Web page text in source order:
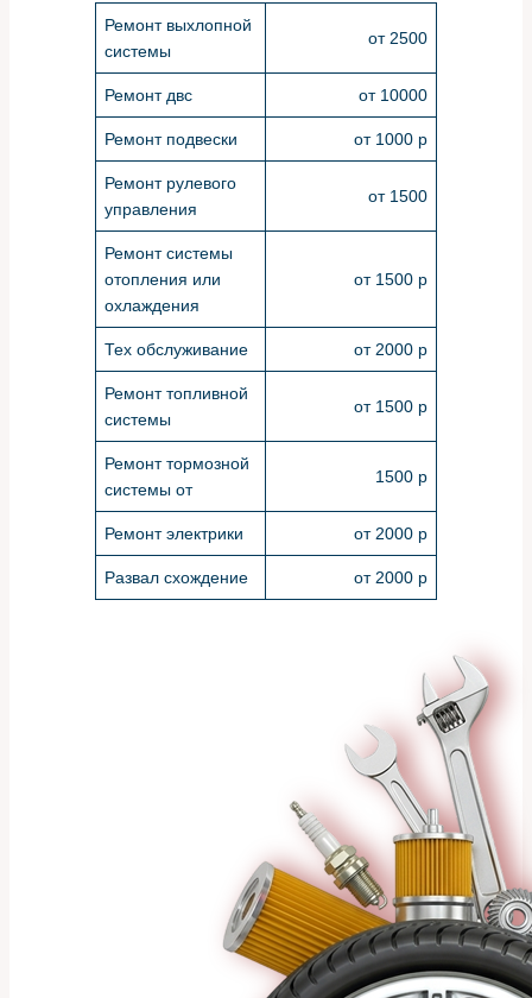
Ремонт выхлопной
системы
от 2500
Ремонт двс от 10000
Ремонт подвески от 1000 р
Ремонт рулевого
управления
от 1500
Ремонт системы
отопления или
охлаждения
от 1500 р
Тех обслуживание от 2000 р
Ремонт топливной
системы
от 1500 р
Ремонт тормозной
системы от
1500 р
Ремонт электрики от 2000 р
Развал схождение от 2000 р